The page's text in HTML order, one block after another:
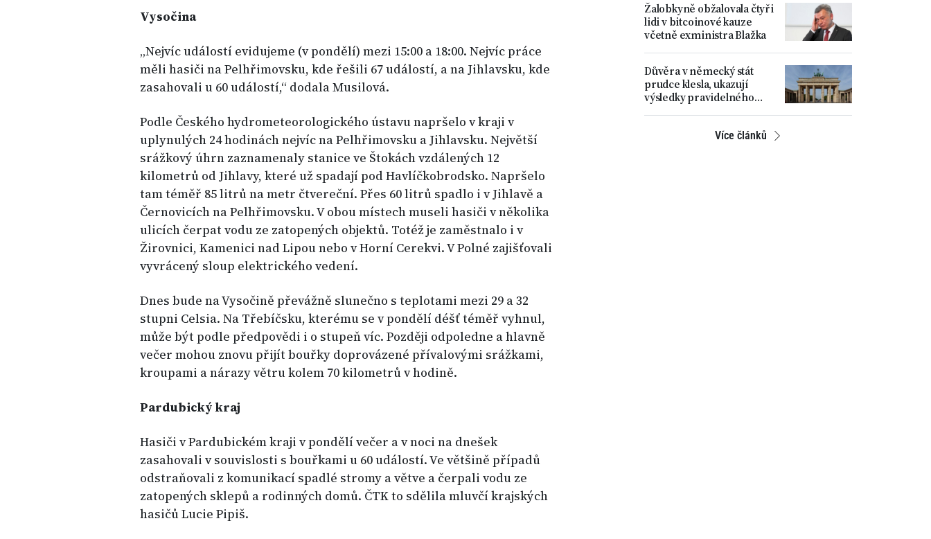
Vysočina
„Nejvíc událostí evidujeme (v pondělí) mezi 15:00 a 18:00. Nejvíc práce
měli hasiči na Pelhřimovsku, kde řešili 67 událostí, a na Jihlavsku, kde
zasahovali u 60 událostí,“ dodala Musilová.
Podle Českého hydrometeorologického ústavu napršelo v kraji v
uplynulých 24 hodinách nejvíc na Pelhřimovsku a Jihlavsku. Největší
srážkový úhrn zaznamenaly stanice ve Štokách vzdálených 12
kilometrů od Jihlavy, které už spadají pod Havlíčkobrodsko. Napršelo
tam téměř 85 litrů na metr čtvereční. Přes 60 litrů spadlo i v Jihlavě a
Černovicích na Pelhřimovsku. V obou místech museli hasiči v několika
ulicích čerpat vodu ze zatopených objektů. Totéž je zaměstnalo i v
Žirovnici, Kamenici nad Lipou nebo v Horní Cerekvi. V Polné zajišťovali
vyvrácený sloup elektrického vedení.
Dnes bude na Vysočině převážně slunečno s teplotami mezi 29 a 32
stupni Celsia. Na Třebíčsku, kterému se v pondělí déšť téměř vyhnul,
může být podle předpovědi i o stupeň víc. Později odpoledne a hlavně
večer mohou znovu přijít bouřky doprovázené přívalovými srážkami,
kroupami a nárazy větru kolem 70 kilometrů v hodině.
Pardubický kraj
Hasiči v Pardubickém kraji v pondělí večer a v noci na dnešek
zasahovali v souvislosti s bouřkami u 60 událostí. Ve většině případů
odstraňovali z komunikací spadlé stromy a větve a čerpali vodu ze
zatopených sklepů a rodinných domů. ČTK to sdělila mluvčí krajských
hasičů Lucie Pipiš.
Žalobkyně obžalovala čtyři
lidi v bitcoinové kauze
včetně exministra Blažka
Důvěra v německý stát
prudce klesla, ukazují
výsledky pravidelného
Více článků